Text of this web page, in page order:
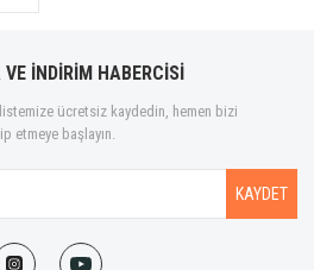
VE İNDİRİM HABERCİSİ
ücretsiz kaydedin, hemen bizi
etmeye başlayın.
KAYDET